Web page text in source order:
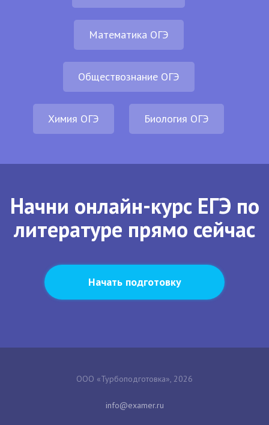
Математика ОГЭ
Обществознание ОГЭ
Химия ОГЭ Биология ОГЭ
Начни онлайн-курс ЕГЭ по
литературе прямо сейчас
Начать подготовку
ООО «Турбоподготовка», 2026